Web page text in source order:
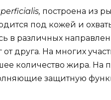
построена из
под кожей и
в различных
друга. На многих
количество жира. На
защитную